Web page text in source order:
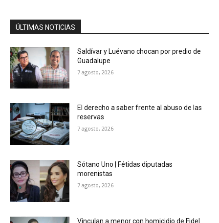
ÚLTIMAS NOTICIAS
Saldívar y Luévano chocan por predio de
Guadalupe
7 agosto, 2026
El derecho a saber frente al abuso de las
reservas
7 agosto, 2026
Sótano Uno | Fétidas diputadas
morenistas
7 agosto, 2026
Vinculan a menor con homicidio de Fidel